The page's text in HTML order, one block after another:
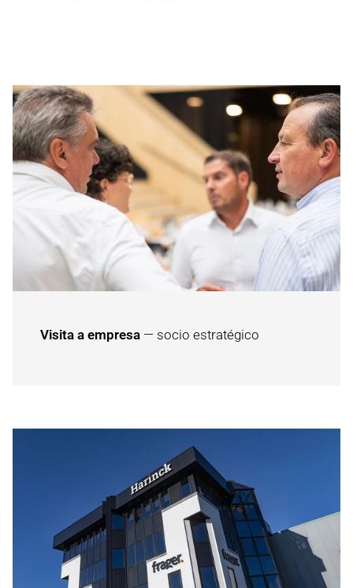
Visita a empresa— socio estratégico